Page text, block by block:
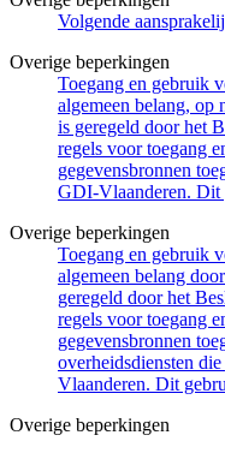
Volgende
Overige beperkingen
Toegang en gebruik
algemeen belang, op
is geregeld door het
regels voor toegang
gegevensbronnen
GDI-Vlaanderen. Dit
Overige beperkingen
Toegang en gebruik
algemeen belang
geregeld door het
regels voor toegang
gegevensbronnen
overheidsdiensten
Vlaanderen. Dit
Overige beperkingen